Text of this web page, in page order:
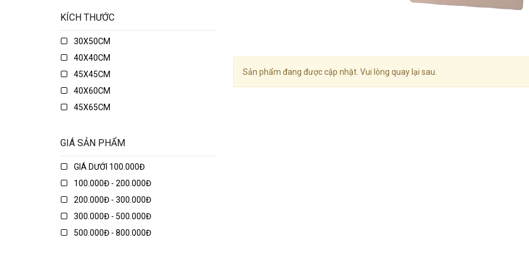
Sản phẩm đang được cập nhật. Vui lòng quay lại sau.
KÍCH THƯỚC
30X50CM
40X40CM
45X45CM
40X60CM
45X65CM
48X74CM
50X50CM
50X70CM
GIÁ SẢN PHẨM
GIÁ DƯỚI 100.000Đ
100.000Đ - 200.000Đ
200.000Đ - 300.000Đ
300.000Đ - 500.000Đ
500.000Đ - 800.000Đ